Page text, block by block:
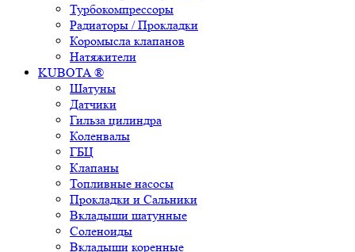
Турбокомпрессоры
Радиаторы / Прокладки
Коромысла клапанов
Натяжители
KUBOTA ®
Шатуны
Датчики
Гильза цилиндра
Коленвалы
ГБЦ
Клапаны
Топливные насосы
Прокладки и Сальники
Вкладыши шатунные
Соленоиды
Вкладыши коренные